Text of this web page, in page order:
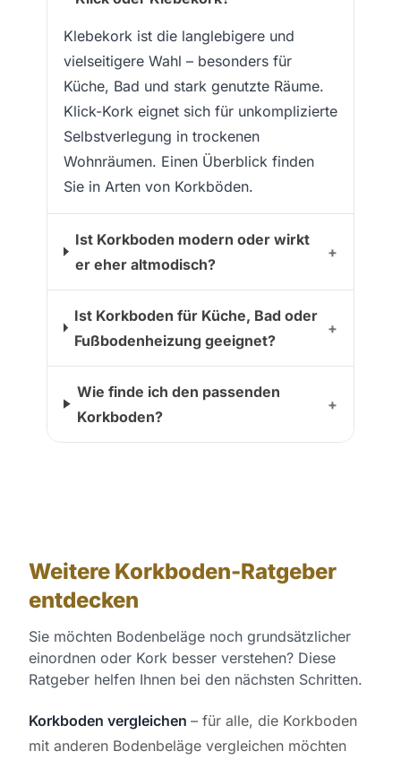
Klebekork ist die langlebigere und
vielseitigere Wahl – besonders für
Küche, Bad und stark genutzte Räume.
Klick-Kork eignet sich für unkomplizierte
Selbstverlegung in trockenen
Wohnräumen. Einen Überblick finden
Sie in Arten von Korkböden.
Ist Korkboden modern oder wirkt
er eher altmodisch?
+
Ist Korkboden für Küche, Bad oder
Fußbodenheizung geeignet?
+
Wie finde ich den passenden
Korkboden?
+
Weitere Korkboden-Ratgeber
entdecken
Sie möchten Bodenbeläge noch grundsätzlicher
einordnen oder Kork besser verstehen? Diese
Ratgeber helfen Ihnen bei den nächsten Schritten.
Korkboden vergleichen – für alle, die Korkboden
mit anderen Bodenbeläge vergleichen möchten